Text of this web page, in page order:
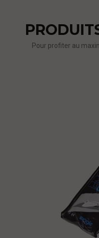
Pour profiter au